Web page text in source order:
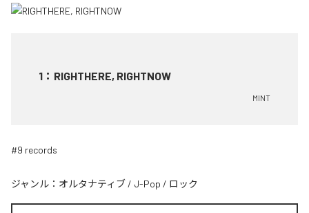
1 ： RIGHTHERE, RIGHTNOW
MINT
#9 records
ジャンル： オルタナティブ / J-Pop / ロック